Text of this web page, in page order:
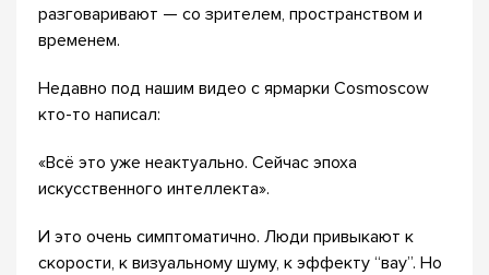
разговаривают — со зрителем, пространством и
временем.
Недавно под нашим видео с ярмарки Cosmoscow
кто-то написал:
«Всё это уже неактуально. Сейчас эпоха
искусственного интеллекта».
И это очень симптоматично. Люди привыкают к
скорости, к визуальному шуму, к эффекту “вау”. Но